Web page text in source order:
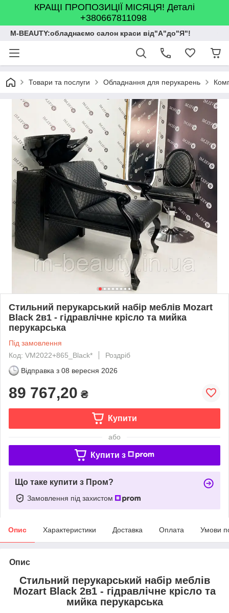
КРАЩІ ПРОПОЗИЦІЇ МІСЯЦЯ! Деталі
+380667811098
M-BEAUTY:обладнаємо салон краси від"А"до"Я"!
Товари та послуги Обладнання для перукарень
Стильний перукарський набір меблів Mozart
Black 2в1 - гідравлічне крісло та мийка
перукарська
Під замовлення
Код: VM2022+865_Black*
Роздріб
Відправка з 08 вересня 2026
89 767,20 ₴
Купити
або
Купити з
Що таке купити з Пром?
Замовлення під захистом
Опис Характеристики Доставка Оплата Умови
Опис
Стильний перукарський набір меблів
Mozart Black 2в1 - гідравлічне крісло та
мийка перукарська